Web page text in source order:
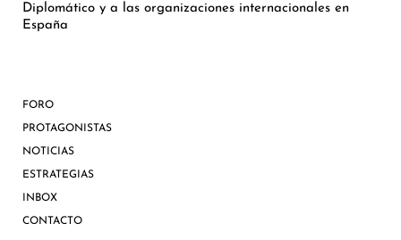
Diplomático y a las organizaciones internacionales en
España
FORO
PROTAGONISTAS
NOTICIAS
ESTRATEGIAS
INBOX
CONTACTO